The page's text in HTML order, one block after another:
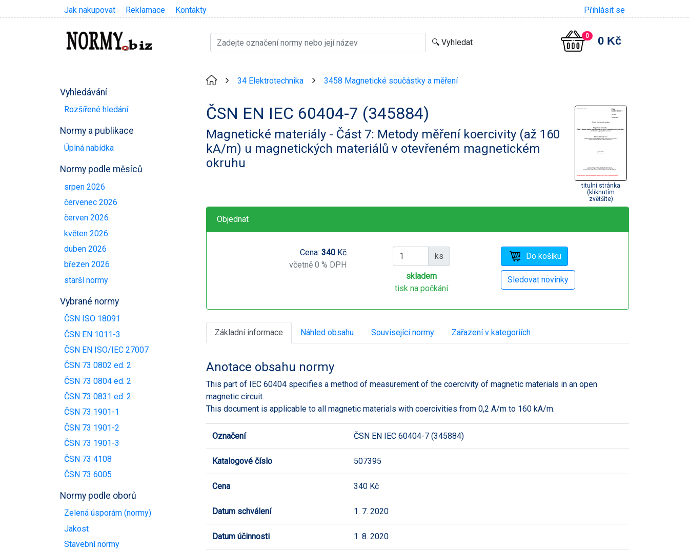
Jak nakupovat Reklamace Kontakty Přihlásit se
0 0 Kč
Vyhledávání
Rozšířené hledání
Normy a publikace
Úplná nabídka
Normy podle měsíců
srpen 2026
červenec 2026
červen 2026
květen 2026
duben 2026
březen 2026
starší normy
Vybrané normy
ČSN ISO 18091
ČSN EN 1011-3
ČSN EN ISO/IEC 27007
ČSN 73 0802 ed. 2
ČSN 73 0804 ed. 2
ČSN 73 0831 ed. 2
ČSN 73 1901-1
ČSN 73 1901-2
ČSN 73 1901-3
ČSN 73 4108
ČSN 73 6005
Normy podle oborů
Zelená úsporám (normy)
Jakost
Stavební normy
34 Elektrotechnika 3458 Magnetické součástky a měření
ČSN EN IEC 60404-7 (345884)
Magnetické materiály - Část 7: Metody měření koercivity (až 160
kA/m) u magnetických materiálů v otevřeném magnetickém
okruhu
titulní stránka
(kliknutím
zvětšíte)
Objednat
Cena: 340Kč
včetně 0 % DPH
ks
skladem
tisk na počkání
Základní informace Náhled obsahu Související normy Zařazení v kategoriích
Anotace obsahu normy
This part of IEC 60404 specifies a method of measurement of the coercivity of magnetic materials in an open
magnetic circuit.
This document is applicable to all magnetic materials with coercivities from 0,2 A/m to 160 kA/m.
Označení ČSN EN IEC 60404-7 (345884)
Katalogové číslo 507395
Cena 340 Kč
Datum schválení 1. 7. 2020
Datum účinnosti 1. 8. 2020